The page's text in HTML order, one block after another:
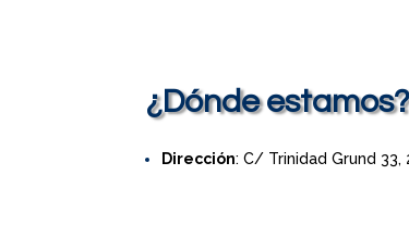
¿Dónde
Dirección: C/ Trinidad Grund 33,